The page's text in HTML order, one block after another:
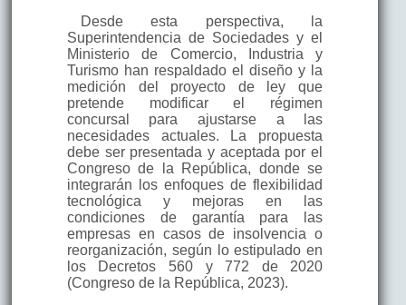
Desde esta perspectiva, la
Superintendencia de Sociedades y el
Ministerio de Comercio, Industria y
Turismo han respaldado el diseño y la
medición del proyecto de ley que
pretende modificar el régimen
concursal para ajustarse a las
necesidades actuales. La propuesta
debe ser presentada y aceptada por el
Congreso de la República, donde se
integrarán los enfoques de flexibilidad
tecnológica y mejoras en las
condiciones de garantía para las
empresas en casos de insolvencia o
reorganización, según lo estipulado en
los Decretos 560 y 772 de 2020
(Congreso de la República, 2023).